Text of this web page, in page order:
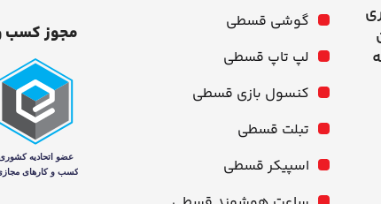
گوشی قسطی
لپ تاپ قسطی
کنسول بازی قسطی
تبلت قسطی
اسپیکر قسطی
مجوز کسب